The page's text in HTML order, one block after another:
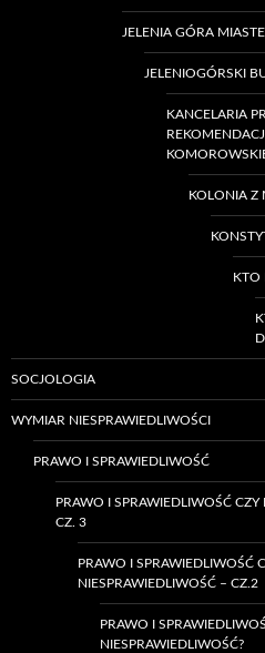
JELENIA GÓRA
JELENIOGÓRSKI
KANCELARIA
KOLONIA Z
KTO
SOCJOLOGIA
WYMIAR NIESPRAWIEDLIWOŚCI
PRAWO I SPRAWIEDLIWOŚĆ
PRAWO I SPRAWIEDLIWOŚĆ
CZ. 3
PRAWO I SPRAWIEDLIWOŚĆ
NIESPRAWIEDLIWOŚĆ – CZ.2
PRAWO I
NIESPRAWIEDLIWOŚĆ?